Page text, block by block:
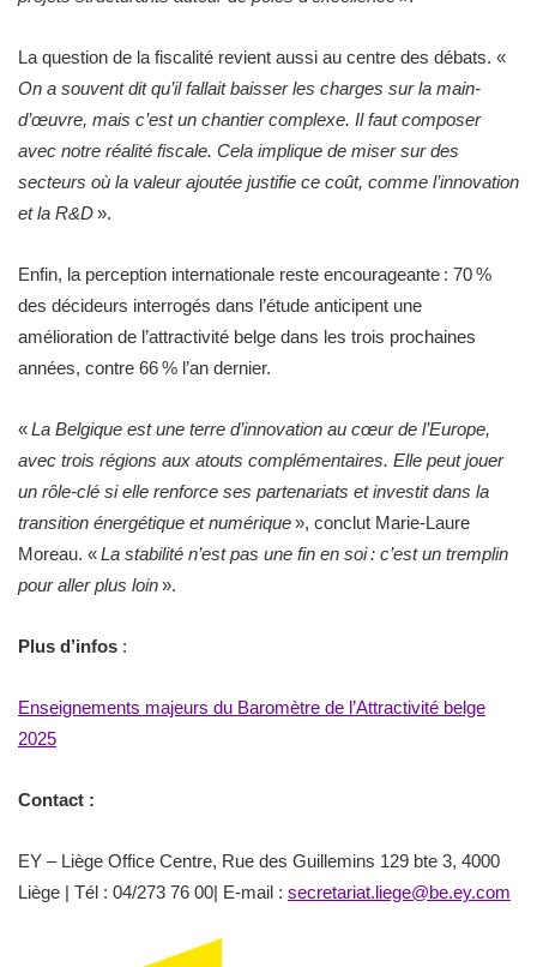
La question de la fiscalité revient aussi au centre des débats. «
On a souvent dit qu’il fallait baisser les charges sur la main-
d’œuvre, mais c’est un chantier complexe. Il faut composer
avec notre réalité fiscale. Cela implique de miser sur des
secteurs où la valeur ajoutée justifie ce coût, comme l’innovation
et la R&D».
Enfin, la perception internationale reste encourageante : 70 %
des décideurs interrogés dans l’étude anticipent une
amélioration de l’attractivité belge dans les trois prochaines
années, contre 66 % l’an dernier.
«La Belgique est une terre d’innovation au cœur de l’Europe,
avec trois régions aux atouts complémentaires. Elle peut jouer
un rôle-clé si elle renforce ses partenariats et investit dans la
transition énergétique et numérique», conclut Marie-Laure
Moreau. «La stabilité n’est pas une fin en soi : c’est un tremplin
pour aller plus loin».
Plus d’infos :
Enseignements majeurs du Baromètre de l’Attractivité belge
2025
Contact :
EY – Liège Office Centre, Rue des Guillemins 129 bte 3, 4000
Liège | Tél : 04/273 76 00| E-mail : secretariat.liege@be.ey.com